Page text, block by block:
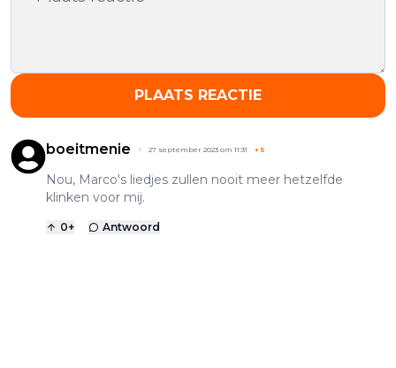
PLAATS REACTIE
boeitmenie 27 september 2023 om 11:31 +5
Nou, Marco's liedjes zullen nooit meer hetzelfde
klinken voor mij.
0+ Antwoord